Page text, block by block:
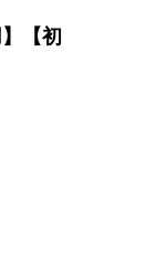
【初